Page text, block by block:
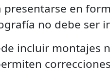
en
no debe ser
incluir montajes